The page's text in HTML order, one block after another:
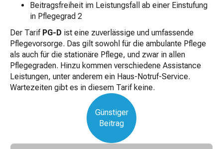
Beitragsfreiheit im Leistungsfall ab einer Einstufung
in Pflegegrad 2
Der Tarif PG-D ist eine zuverlässige und umfassende
Pflegevorsorge. Das gilt sowohl für die ambulante Pflege
als auch für die stationäre Pflege, und zwar in allen
Pflegegraden. Hinzu kommen verschiedene Assistance
Leistungen, unter anderem ein Haus-Notruf-Service.
Wartezeiten gibt es in diesem Tarif keine.
Günstiger
Beitrag